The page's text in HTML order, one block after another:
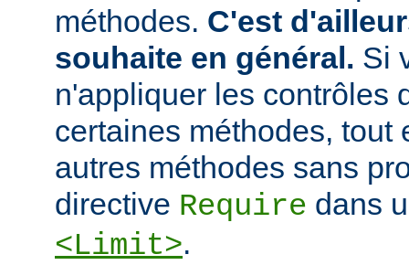
méthodes. C'est
souhaite en général. Si
n'appliquer les contrôles
certaines méthodes, tout
autres méthodes sans
directive Require dans
<Limit>.